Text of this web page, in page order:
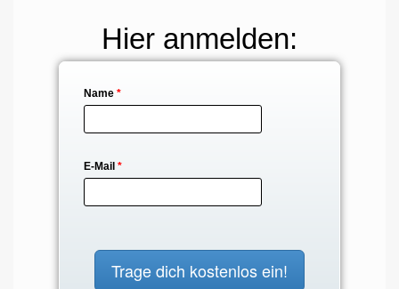
Hier anmelden:
Name *
E-Mail *
Trage dich kostenlos ein!